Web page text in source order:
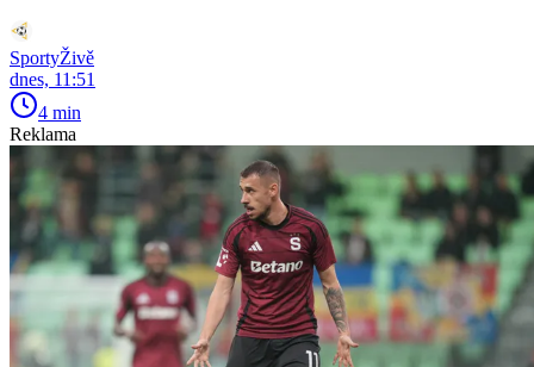
SportyŽivě
dnes, 11:51
4 min
Reklama